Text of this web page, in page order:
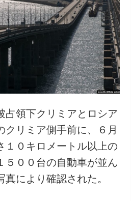
占領下クリミアとロシア
クリミア側手前に、６月
１０キロメートル以上の
５００台の自動車が並ん
により確認された。